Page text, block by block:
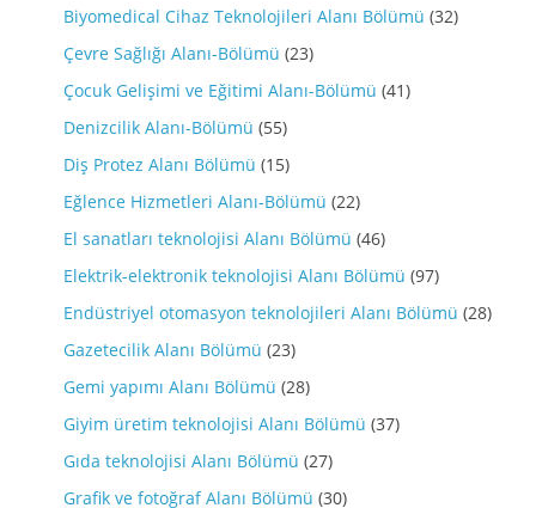
Biyomedical Cihaz Teknolojileri Alanı Bölümü (32)
Çevre Sağlığı Alanı-Bölümü (23)
Çocuk Gelişimi ve Eğitimi Alanı-Bölümü (41)
Denizcilik Alanı-Bölümü (55)
Diş Protez Alanı Bölümü (15)
Eğlence Hizmetleri Alanı-Bölümü (22)
El sanatları teknolojisi Alanı Bölümü (46)
Elektrik-elektronik teknolojisi Alanı Bölümü (97)
Endüstriyel otomasyon teknolojileri Alanı Bölümü (28)
Gazetecilik Alanı Bölümü (23)
Gemi yapımı Alanı Bölümü (28)
Giyim üretim teknolojisi Alanı Bölümü (37)
Gıda teknolojisi Alanı Bölümü (27)
Grafik ve fotoğraf Alanı Bölümü (30)